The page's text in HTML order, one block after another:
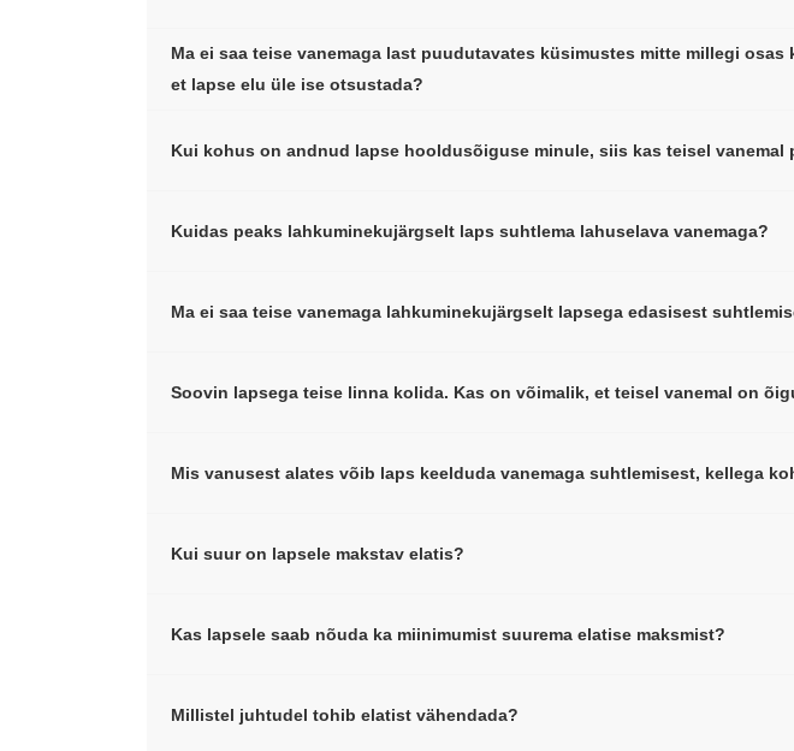
Ma ei saa teise vanemaga last puudutavates küsimustes mitte millegi
et lapse elu üle ise otsustada?
Kui kohus on andnud lapse hooldusõiguse minule, siis kas teisel
Kuidas peaks lahkuminekujärgselt laps suhtlema lahuselava vanemaga?
Ma ei saa teise vanemaga lahkuminekujärgselt lapsega edasisest
Soovin lapsega teise linna kolida. Kas on võimalik, et teisel vanemal on
Mis vanusest alates võib laps keelduda vanemaga suhtlemisest, kellega
Kui suur on lapsele makstav elatis?
Kas lapsele saab nõuda ka miinimumist suurema elatise maksmist?
Millistel juhtudel tohib elatist vähendada?